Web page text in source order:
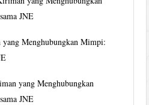
JNE
Menghubungkan Mimpi:
yang Menghubungkan
JNE